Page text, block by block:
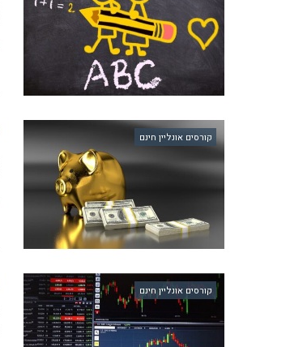
קורסים אונליין חינם
קורסים אונליין חינם